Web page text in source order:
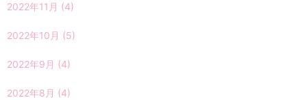
2022年11月 (4)
2022年10月 (5)
2022年9月 (4)
2022年8月 (4)